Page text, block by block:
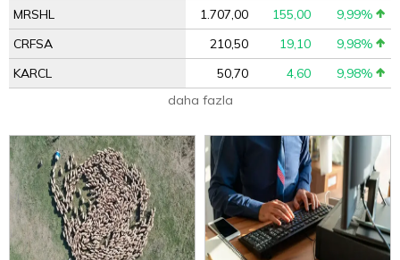
MRSHL
1.707,00 155,00
9,99%
CRFSA
210,50 19,10
9,98%
KARCL
50,70 4,60
9,98%
daha fazla